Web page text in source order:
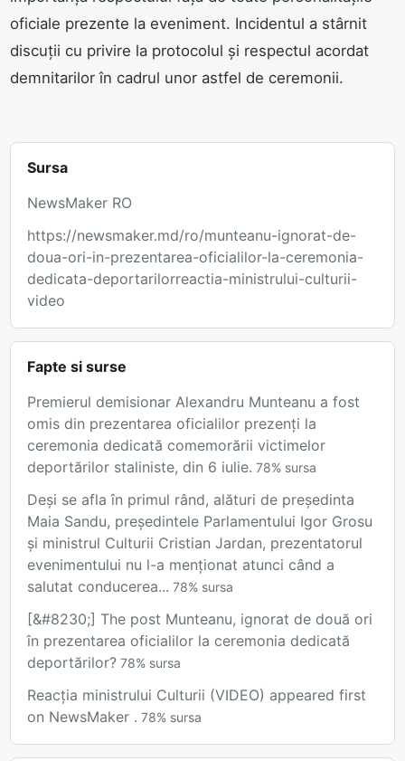
oficiale prezente la eveniment. Incidentul a stârnit
discuții cu privire la protocolul și respectul acordat
demnitarilor în cadrul unor astfel de ceremonii.
Sursa
NewsMaker RO
https://newsmaker.md/ro/munteanu-ignorat-de-
doua-ori-in-prezentarea-oficialilor-la-ceremonia-
dedicata-deportarilorreactia-ministrului-culturii-
video
Fapte si surse
Premierul demisionar Alexandru Munteanu a fost
omis din prezentarea oficialilor prezenți la
ceremonia dedicată comemorării victimelor
deportărilor staliniste, din 6 iulie. 78% sursa
Deși se afla în primul rând, alături de președinta
Maia Sandu, președintele Parlamentului Igor Grosu
și ministrul Culturii Cristian Jardan, prezentatorul
evenimentului nu l-a menționat atunci când a
salutat conducerea... 78% sursa
[&#8230;] The post Munteanu, ignorat de două ori
în prezentarea oficialilor la ceremonia dedicată
deportărilor? 78% sursa
Reacția ministrului Culturii (VIDEO) appeared first
on NewsMaker . 78% sursa